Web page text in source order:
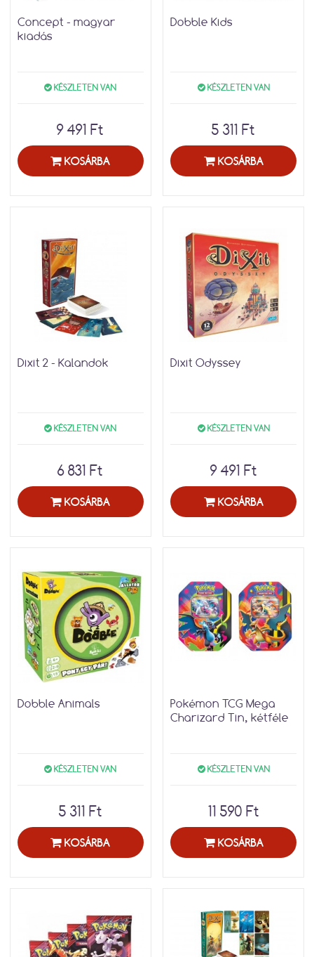
Concept - magyar
kiadás
KÉSZLETEN VAN
9 491 Ft
KOSÁRBA
Dobble Kids
KÉSZLETEN VAN
5 311 Ft
KOSÁRBA
Dixit 2 - Kalandok
KÉSZLETEN VAN
6 831 Ft
KOSÁRBA
Dixit Odyssey
KÉSZLETEN VAN
9 491 Ft
KOSÁRBA
Dobble Animals
KÉSZLETEN VAN
5 311 Ft
KOSÁRBA
Pokémon TCG Mega
Charizard Tin, kétféle
KÉSZLETEN VAN
11 590 Ft
KOSÁRBA